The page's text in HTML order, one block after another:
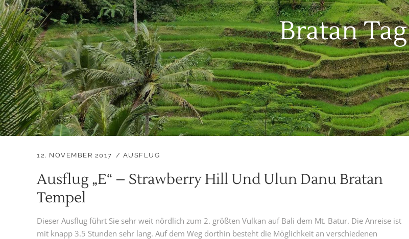
Bratan Tag
12. NOVEMBER 2017 AUSFLUG
Ausflug „E“ – Strawberry Hill Und Ulun Danu Bratan
Tempel
Dieser Ausflug führt Sie sehr weit nördlich zum 2. größten Vulkan auf Bali dem Mt. Batur. Die Anreise ist
mit knapp 3.5 Stunden sehr lang. Auf dem Weg dorthin besteht die Möglichkeit an verschiedenen